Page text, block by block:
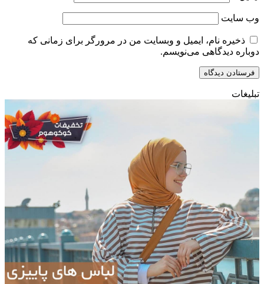
وب‌ سایت
ذخیره نام، ایمیل و وبسایت من در مرورگر برای زمانی که
دوباره دیدگاهی می‌نویسم.
تبلیغات